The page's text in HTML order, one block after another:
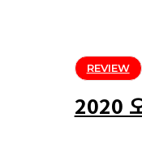
REVIEW
2020